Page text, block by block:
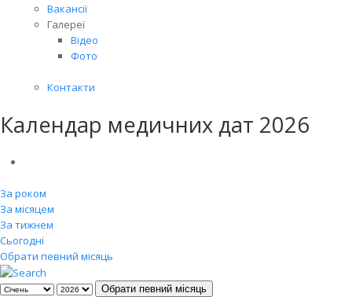
Вакансії
Галереї
Відео
Фото
Контакти
Календар медичних дат 2026
За роком
За місяцем
За тижнем
Сьогодні
Обрати певний місяць
Обрати певний місяць